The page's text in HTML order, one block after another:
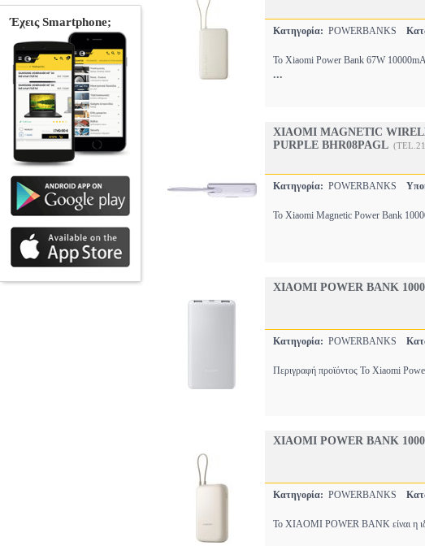
Κατηγορία: POWERBANKS
Το Xiaomi Power Bank 67W 10000mAh
...
XIAOMI MAGNETIC
PURPLE BHR08PAGL
Κατηγορία: POWERBANKS
Το Xiaomi Magnetic Power Bank
XIAOMI POWER BANK
Κατηγορία: POWERBANKS
Περιγραφή προϊόντος Το Xiaomi
XIAOMI POWER BANK
Κατηγορία: POWERBANKS
Το XIAOMI POWER BANK είναι η